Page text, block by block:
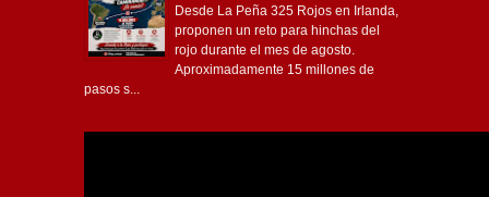
Desde La Peña 325 Rojos en Irlanda,
proponen un reto para hinchas del
rojo durante el mes de agosto.
Aproximadamente 15 millones de
pasos s...